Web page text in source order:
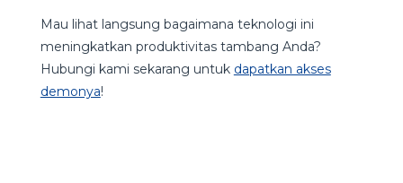
Mau lihat langsung bagaimana teknologi ini
meningkatkan produktivitas tambang Anda?
Hubungi kami sekarang untuk dapatkan akses
demonya!